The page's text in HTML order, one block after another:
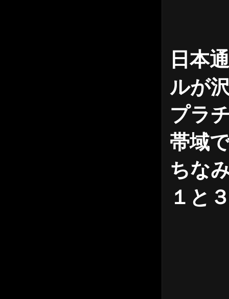
日本
ルが
プラ
帯域
ちな
１と